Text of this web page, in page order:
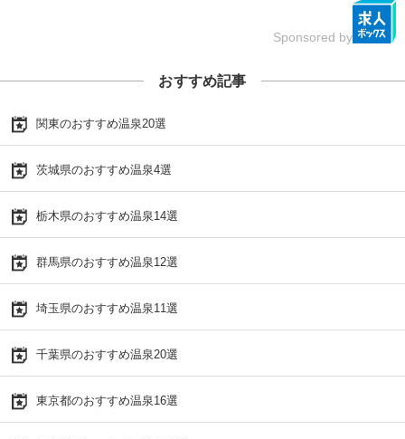
Sponsored by
おすすめ記事
関東のおすすめ温泉20選
茨城県のおすすめ温泉4選
栃木県のおすすめ温泉14選
群馬県のおすすめ温泉12選
埼玉県のおすすめ温泉11選
千葉県のおすすめ温泉20選
東京都のおすすめ温泉16選